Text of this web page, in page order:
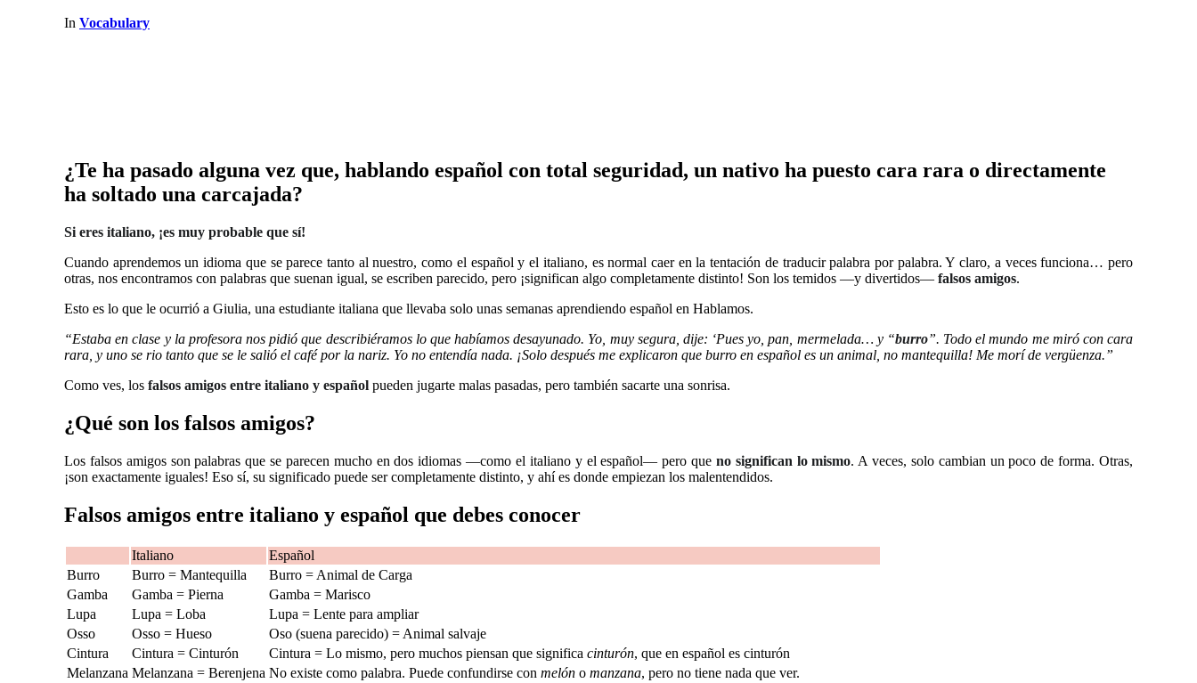
In Vocabulary
¿Te ha pasado alguna vez que, hablando español con total seguridad, un nativo ha puesto cara rara o directamente
ha soltado una carcajada?
Si eres italiano, ¡es muy probable que sí!
Cuando aprendemos un idioma que se parece tanto al nuestro, como el español y el italiano, es normal caer en la tentación de traducir palabra por palabra. Y claro, a veces funciona… pero
otras, nos encontramos con palabras que suenan igual, se escriben parecido, pero ¡significan algo completamente distinto! Son los temidos —y divertidos— falsos amigos.
Esto es lo que le ocurrió a Giulia, una estudiante italiana que llevaba solo unas semanas aprendiendo español en Hablamos.
“Estaba en clase y la profesora nos pidió que describiéramos lo que habíamos desayunado. Yo, muy segura, dije: ‘Pues yo, pan, mermelada… y “burro”. Todo el mundo me miró con cara
rara, y uno se rio tanto que se le salió el café por la nariz. Yo no entendía nada. ¡Solo después me explicaron que burro en español es un animal, no mantequilla! Me morí de vergüenza.”
Como ves, los falsos amigos entre italiano y español pueden jugarte malas pasadas, pero también sacarte una sonrisa.
¿Qué son los falsos amigos?
Los falsos amigos son palabras que se parecen mucho en dos idiomas —como el italiano y el español— pero que no significan lo mismo. A veces, solo cambian un poco de forma. Otras,
¡son exactamente iguales! Eso sí, su significado puede ser completamente distinto, y ahí es donde empiezan los malentendidos.
Falsos amigos entre italiano y español que debes conocer
Italiano
Español
Burro
Burro = Mantequilla
Burro = Animal de Carga
Gamba
Gamba = Pierna
Gamba = Marisco
Lupa
Lupa = Loba
Lupa = Lente para ampliar
Osso
Osso = Hueso
Oso (suena parecido) = Animal salvaje
Cintura
Cintura = Cinturón Cintura = Lo mismo, pero muchos piensan que significa cinturón, que en español es cinturón
Melanzana Melanzana = Berenjena No existe como palabra. Puede confundirse con melón o manzana, pero no tiene nada que ver.